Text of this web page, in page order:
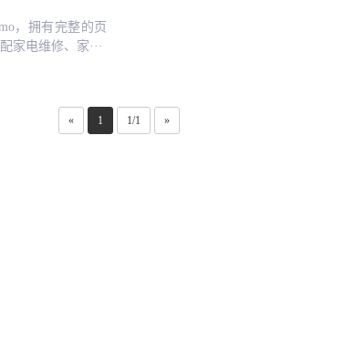
，拥有完整的页
家电维修、家···
« 1 1/1 »